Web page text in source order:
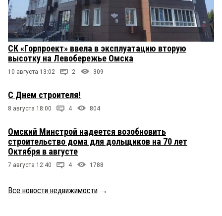
СК «Горпроект» ввела в эксплуатацию вторую
высотку на Левобережье Омска
10 августа 13:02 2 309
С Днем строителя!
8 августа 18:00 4 804
Омский Минстрой надеется возобновить
строительство дома для дольщиков на 70 лет
Октября в августе
7 августа 12:40 4 1788
Все новости недвижимости →